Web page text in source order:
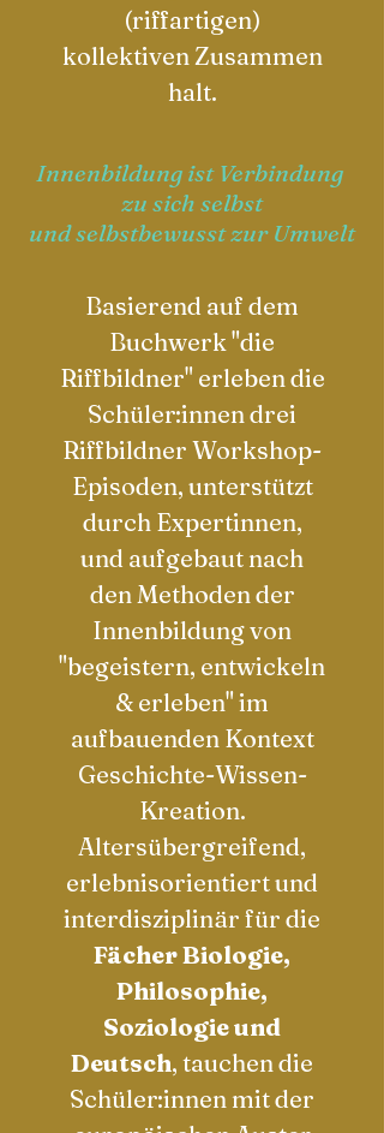
(riffartigen)
kollektivenZusammen
halt.
Basierend auf dem
Buchwerk "die
Riffbildner" erleben die
Schüler:innen drei
Riffbildner Workshop-
Episoden, unterstützt
durch Expertinnen,
und aufgebautnach
den Methoden der
Innenbildung von
"begeistern, entwickeln
& erleben" im
aufbauenden Kontext
Geschichte-Wissen-
Kreation.
Altersübergreifend,
erlebnisorientiert und
interdisziplinär für die
Fächer Biologie,
Philosophie,
Soziologie und
Deutsch, tauchen die
Schüler:innen mit der
Innenbildung ist Verbindung
zu sich selbst
undselbstbewusst zur Umwelt